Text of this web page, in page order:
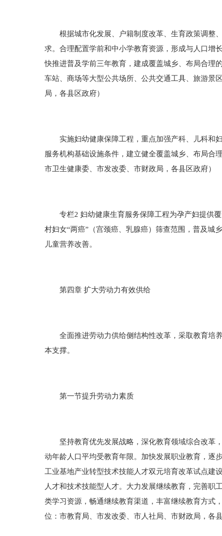
根据城市化发展、户籍制度改革、生育政策调整、
求。合理配置学前和中小学教育资源，形成与人口增
快推进普及学前三年教育，建成覆盖城乡、布局合理
车站、商场等大型公共场所、公共交通工具、旅游景
局，各县区政府）
实施妇幼健康保障工程，重点加强产科、儿科和妇
服务机构基础设施条件，建立健全覆盖城乡、布局合
市卫生健康委、市发改委、市财政局，各县区政府）
专栏2 妇幼健康生育服务保障工程为孕产妇提供覆
村妇女“两癌”（宫颈癌、乳腺癌）筛查范围，普及城
儿童营养改善。
第四章 扩大劳动力有效供给
全面推进劳动力供给侧结构性改革，采取教育培养
本支撑。
第一节提升劳动力素质
坚持教育优先发展战略，深化教育领域综合改革，
动年龄人口平均受教育年限。加快发展职业教育，逐
工业基地产业转型技术技能人才双元培育改革试点建
人才和技术技能型人才。大力发展继续教育，完善职
类学习资源，畅通继续教育渠道，丰富继续教育方式
位：市教育局、市发改委、市人社局、市财政局，各